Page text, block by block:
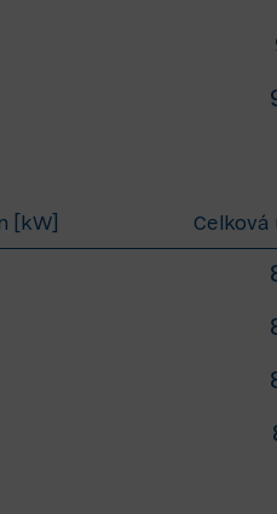
[kW] Celková